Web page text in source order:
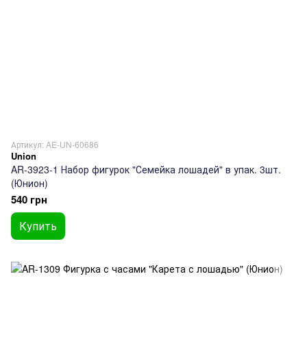
Артикул: AE-UN-60686
Union
AR-3923-1 Набор фигурок "Семейка лошадей" в упак. 3шт.
(Юнион)
540 грн
Купить